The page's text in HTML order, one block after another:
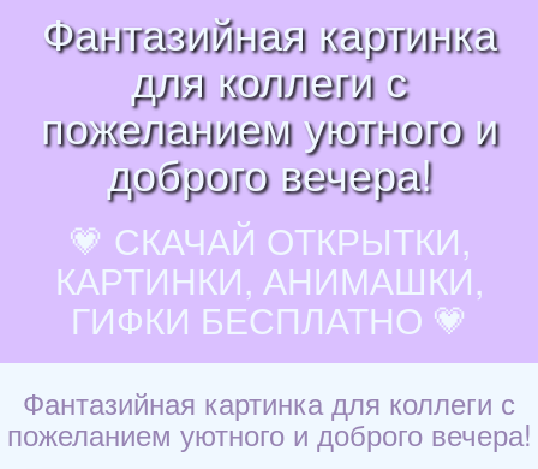
Фантазийная картинка
для коллеги с
пожеланием уютного и
доброго вечера!
💗 СКАЧАЙ ОТКРЫТКИ,
КАРТИНКИ, АНИМАШКИ,
ГИФКИ БЕСПЛАТНО 💗
Фантазийная картинка для коллеги с
пожеланием уютного и доброго вечера!